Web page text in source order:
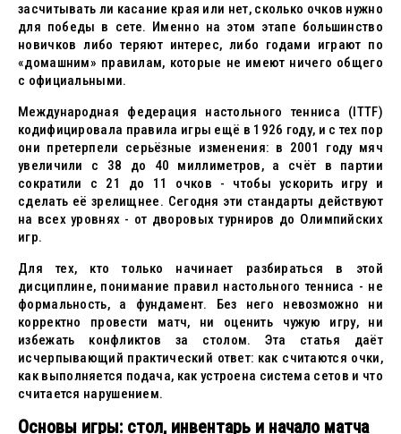
засчитывать ли касание края или нет, сколько очков нужно
для победы в сете. Именно на этом этапе большинство
новичков либо теряют интерес, либо годами играют по
«домашним» правилам, которые не имеют ничего общего
с официальными.
Международная федерация настольного тенниса (ITTF)
кодифицировала правила игры ещё в 1926 году, и с тех пор
они претерпели серьёзные изменения: в 2001 году мяч
увеличили с 38 до 40 миллиметров, а счёт в партии
сократили с 21 до 11 очков - чтобы ускорить игру и
сделать её зрелищнее. Сегодня эти стандарты действуют
на всех уровнях - от дворовых турниров до Олимпийских
игр.
Для тех, кто только начинает разбираться в этой
дисциплине, понимание правил настольного тенниса - не
формальность, а фундамент. Без него невозможно ни
корректно провести матч, ни оценить чужую игру, ни
избежать конфликтов за столом. Эта статья даёт
исчерпывающий практический ответ: как считаются очки,
как выполняется подача, как устроена система сетов и что
считается нарушением.
Основы игры: стол, инвентарь и начало матча